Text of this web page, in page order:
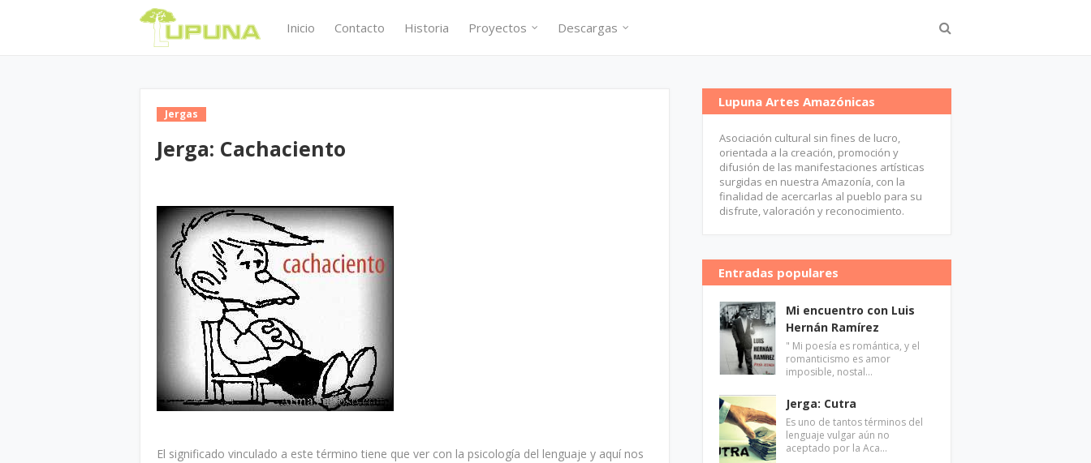
Inicio Contacto Historia Proyectos Descargas
Jergas
Jerga: Cachaciento
El significado vinculado a este término tiene que ver con la psicología del lenguaje y aquí nos
Lupuna Artes Amazónicas
Asociación cultural sin fines de lucro,
orientada a la creación, promoción y
difusión de las manifestaciones artísticas
surgidas en nuestra Amazonía, con la
finalidad de acercarlas al pueblo para su
disfrute, valoración y reconocimiento.
Entradas populares
Mi encuentro con Luis
Hernán Ramírez
" Mi poesía es romántica, y el
romanticismo es amor
imposible, nostal…
Jerga: Cutra
Es uno de tantos términos del
lenguaje vulgar aún no
aceptado por la Aca…